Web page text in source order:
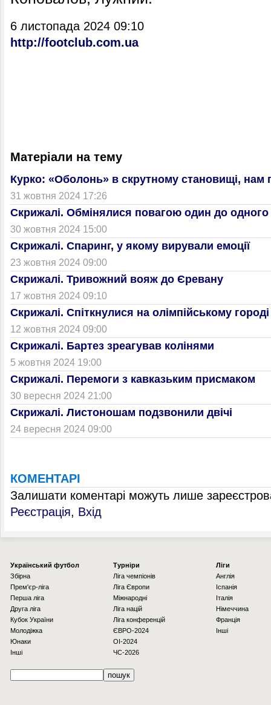
6 листопада 2024 09:10
http://footclub.com.ua
Матеріали на тему
Курко: «Оболонь» в скрутному становищі, нам
31 жовтня 2024 17:26
Скрижалі. Обмінялися повагою один до одного
30 жовтня 2024 15:00
Скрижалі. Спаринг, у якому вирували емоції
23 жовтня 2024 09:00
Скрижалі. Тривожний вояж до Єревану
17 жовтня 2024 09:10
Скрижалі. Спіткнулися на олімпійському городі
12 жовтня 2024 09:00
Скрижалі. Бартез зреагував колінями
5 жовтня 2024 19:00
Скрижалі. Перемоги з кавказьким присмаком
30 вересня 2024 21:00
Скрижалі. Листоношам подзвонили двічі
24 вересня 2024 09:00
КОМЕНТАРІ
Залишати коментарі можуть лише
Реєстрація, Вхід
Українcький футбол
Збірна
Прем'єр-ліга
Перша ліга
Друга ліга
Кубок України
Молодіжка
Юнаки
Інші
Турніри
Ліга чемпіонів
Ліга Європи
Міжнародні
Ліга націй
Ліга конференцій
ЄВРО-2024
OI-2024
ЧС-2026
Ліги
Англія
Іспанія
Італія
Німеччина
Франція
Інші